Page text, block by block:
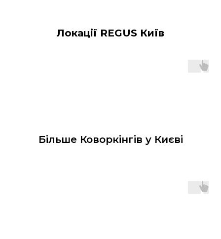
Локації REGUS Київ
Більше Коворкінгів у Києві